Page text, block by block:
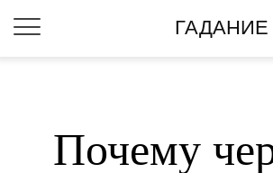
ГАДАНИЕ
Почему